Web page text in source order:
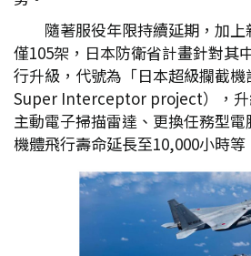
隨著服役年限持續延期，加
僅105架，日本防衛省計畫針對其
行升級，代號為「日本超級攔截
Super Interceptor project），升
主動電子掃描雷達、更換任務型電
機體飛行壽命延長至10,000小時等